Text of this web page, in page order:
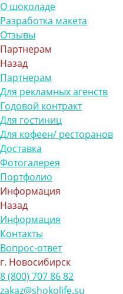
О шоколаде
Разработка макета
Отзывы
Партнерам
Назад
Партнерам
Для рекламных агенств
Годовой контракт
Для гостиниц
Для кофеен/ ресторанов
Доставка
Фотогалерея
Портфолио
Информация
Назад
Информация
Контакты
Вопрос-ответ
г. Новосибирск
8 (800) 707 86 82
zakaz@shokolife.su